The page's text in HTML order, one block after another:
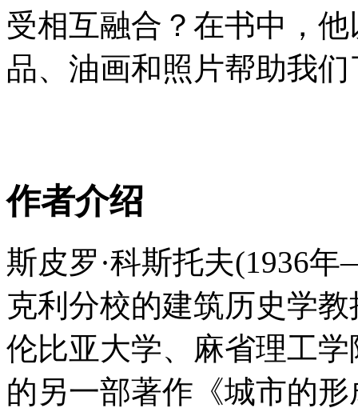
受相互融合？在书中，
品、油画和照片帮助我
作者介绍
斯皮罗·科斯托夫(1936
克利分校的建筑历史学
伦比亚大学、麻省理工
的另一部著作《城市的形